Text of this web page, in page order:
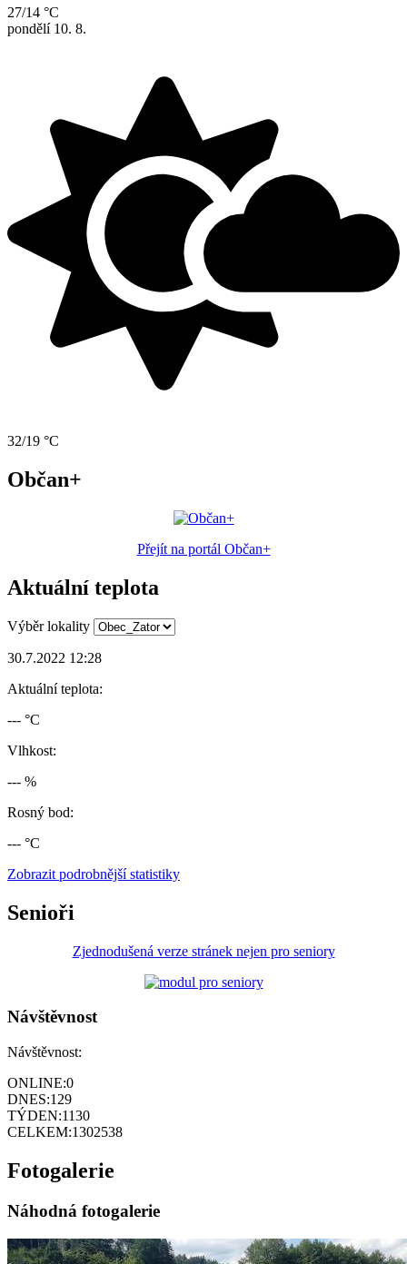
27/14 °C
pondělí 10. 8.
32/19 °C
Občan+
Přejít na portál Občan+
Aktuální teplota
Výběr lokality
30.7.2022 12:28
Aktuální teplota:
--- °C
Vlhkost:
--- %
Rosný bod:
--- °C
Zobrazit podrobnější statistiky
Senioři
Zjednodušená verze stránek nejen pro seniory
Návštěvnost
Návštěvnost:
ONLINE:0
DNES:129
TÝDEN:1130
CELKEM:1302538
Fotogalerie
Náhodná fotogalerie